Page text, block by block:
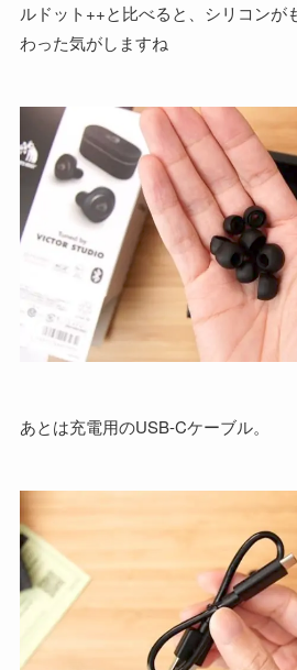
ルドット++と比べると、シリコンが
わった気がしますね
あとは充電用のUSB-Cケーブル。